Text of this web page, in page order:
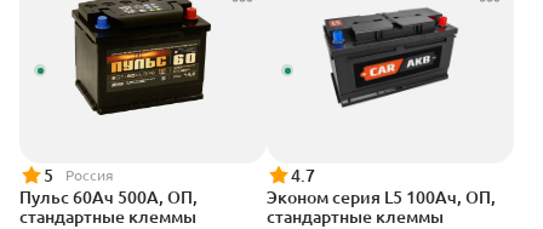
5 Россия
Пульс 60Ач 500А, ОП,
стандартные клеммы
4.7
Эконом серия L5 100Ач, ОП,
стандартные клеммы